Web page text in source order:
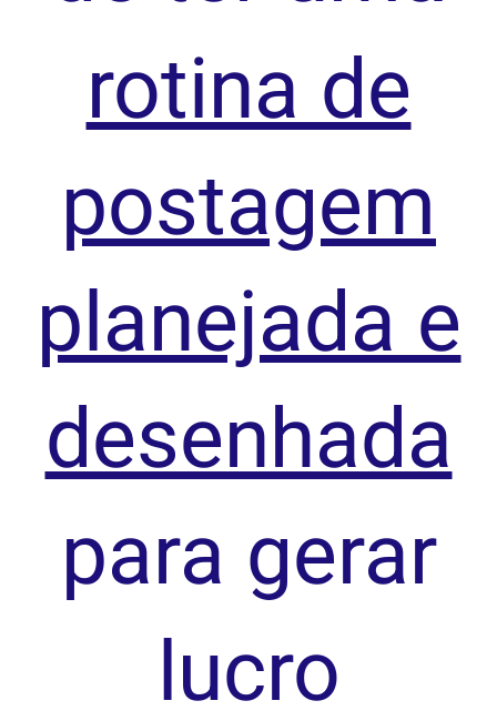
rotina de
postagem
planejada e
desenhada
para gerar
lucro